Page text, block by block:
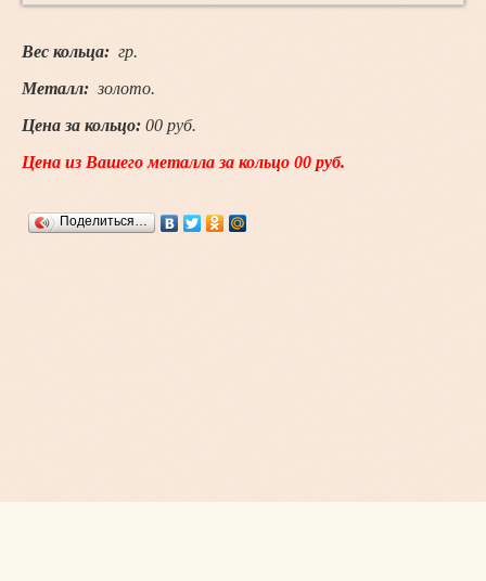
Вес кольца: гр.
Металл: золото.
Цена за кольцо: 00 руб.
Цена из Вашего металла за кольцо 00 руб.
Поделиться…